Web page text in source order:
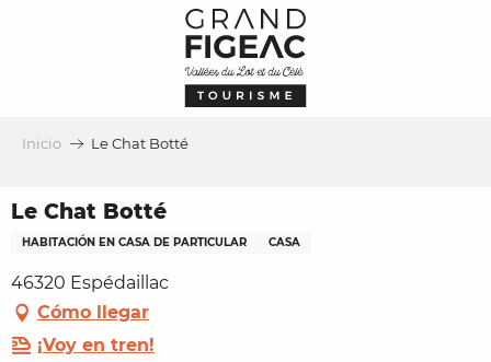
Inicio Le Chat Botté
Le Chat Botté
HABITACIÓN EN CASA DE PARTICULAR CASA
46320 Espédaillac
Cómo llegar
¡Voy en tren!